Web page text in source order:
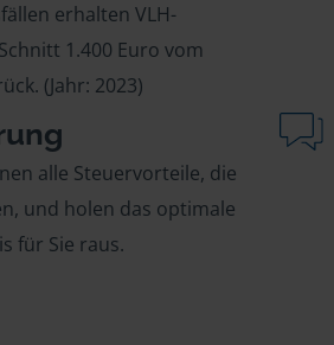
erhalten VLH-
1.400 Euro vom
(Jahr: 2023)
alle Steuervorteile, die
und holen das optimale
für Sie raus.